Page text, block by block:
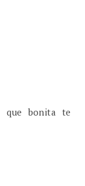
que bonita te